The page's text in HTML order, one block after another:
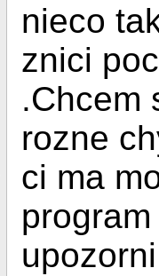
nieco
znici
.Chcem
rozne
ci ma
upozorni